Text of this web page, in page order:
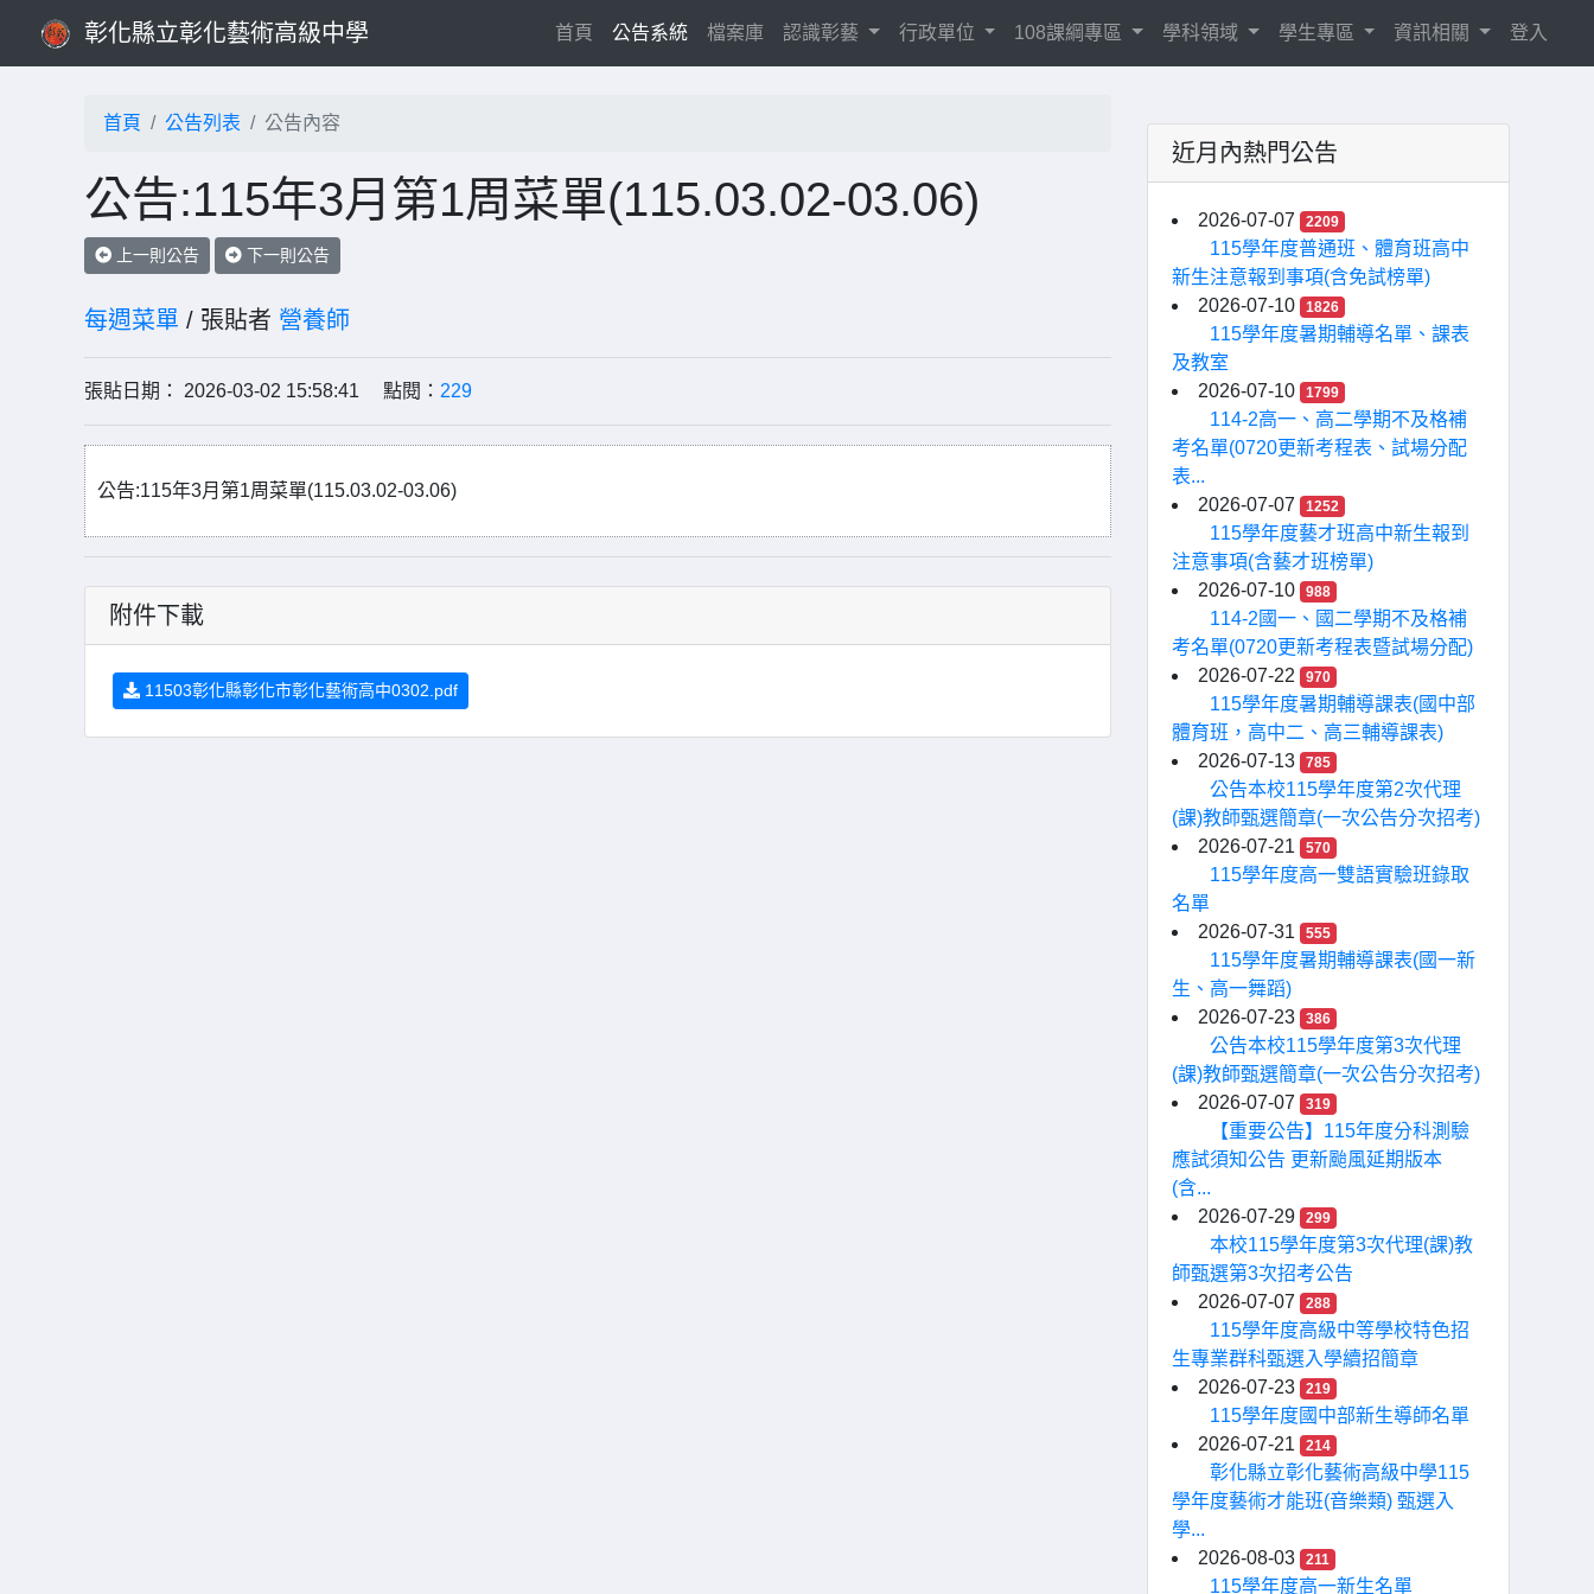
彰化縣立彰化藝術高級中學 首頁(current)
公告系統 檔案庫 認識彰藝 行政單位 108課綱專區 學科領域 學生專區 資訊相關 登入
首頁 公告列表 公告內容
公告:115年3月第1周菜單(115.03.02-03.06)
上一則公告 下一則公告
每週菜單 / 張貼者 營養師
張貼日期： 2026-03-02 15:58:41 點閱： 229
公告:115年3月第1周菜單(115.03.02-03.06)
附件下載
11503彰化縣彰化市彰化藝術高中0302.pdf
近月內熱門公告
2026-07-07 2209
115學年度普通班、體育班高中
新生注意報到事項(含免試榜單)
2026-07-10
1826
115學年度暑期輔導名單、課表
及教室
2026-07-10
1799
114-2高一、高二學期不及格補
考名單(0720更新考程表、試場分配
表...
2026-07-07
1252
115學年度藝才班高中新生報到
注意事項(含藝才班榜單)
2026-07-10
988
114-2國一、國二學期不及格補
考名單(0720更新考程表暨試場分配)
2026-07-22
970
115學年度暑期輔導課表(國中部
體育班，高中二、高三輔導課表)
2026-07-13
785
公告本校115學年度第2次代理
(課)教師甄選簡章(一次公告分次招考)
2026-07-21
570
115學年度高一雙語實驗班錄取
名單
2026-07-31
555
115學年度暑期輔導課表(國一新
生、高一舞蹈)
2026-07-23
386
公告本校115學年度第3次代理
(課)教師甄選簡章(一次公告分次招考)
2026-07-07
319
【重要公告】115年度分科測驗
應試須知公告 更新颱風延期版本
(含...
2026-07-29
299
本校115學年度第3次代理(課)教
師甄選第3次招考公告
2026-07-07
288
115學年度高級中等學校特色招
生專業群科甄選入學續招簡章
2026-07-23
219
115學年度國中部新生導師名單
2026-07-21
214
彰化縣立彰化藝術高級中學115
學年度藝術才能班(音樂類) 甄選入
學...
2026-08-03
211
115學年度高一新生名單